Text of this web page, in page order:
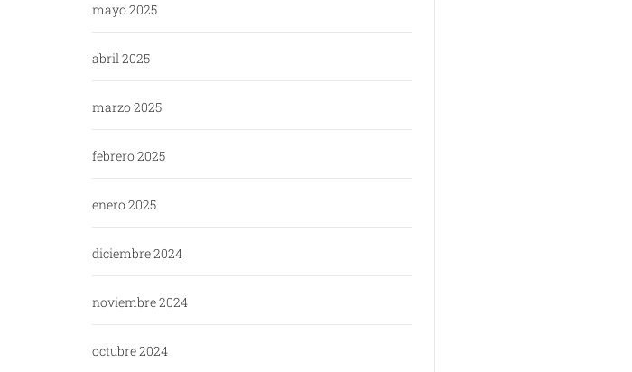
mayo 2025
abril 2025
marzo 2025
febrero 2025
enero 2025
diciembre 2024
noviembre 2024
octubre 2024